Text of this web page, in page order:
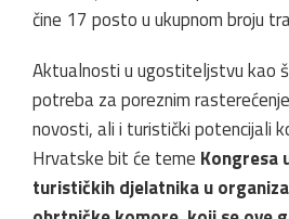
čine 17 posto u ukupnom broju
Aktualnosti u ugostiteljstvu kao
potreba za poreznim
novosti, ali i turistički potencijali
Hrvatske bit će teme Kongresa
turističkih djelatnika u